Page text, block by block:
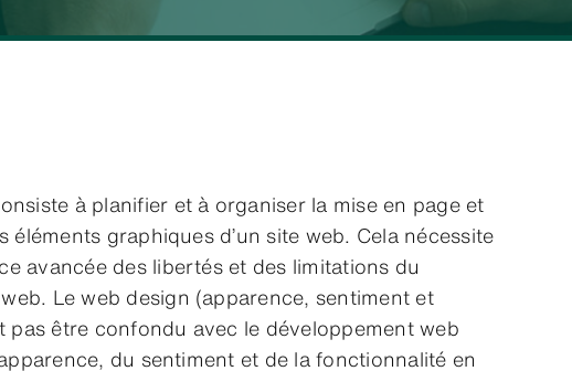
à planifier et à organiser la mise en page et
éléments graphiques d’un site web. Cela nécessite
avancée des libertés et des limitations du
Le web design (apparence, sentiment et
pas être confondu avec le développement web
du sentiment et de la fonctionnalité en